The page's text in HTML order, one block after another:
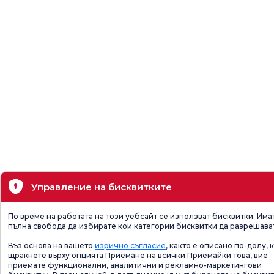
Управление на бисквитките
По време на работата на този уебсайт се използват бисквитки.
пълна свобода да избирате кои категории бисквитки да
Въз основа на вашето изрично съгласие, както е описано по-долу,
щракнете върху опцията Приемане на всички Приемайки това, вие
приемате функционални, аналитични и рекламно-маркетингови